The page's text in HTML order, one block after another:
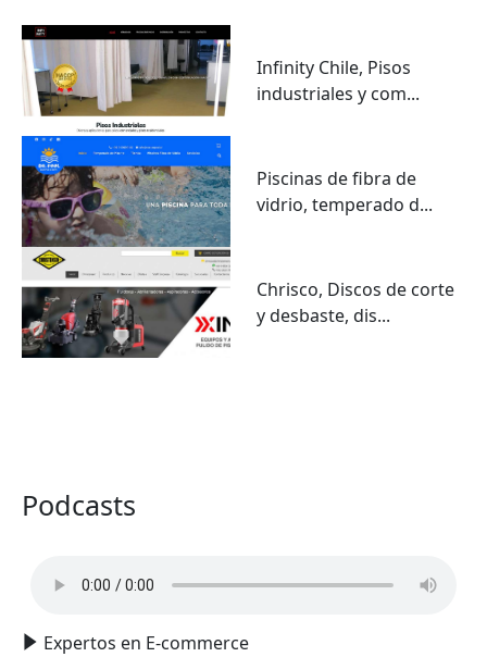
Infinity Chile, Pisos
industriales y com...
Piscinas de fibra de
vidrio, temperado d...
Chrisco, Discos de corte
y desbaste, dis...
Podcasts
Expertos en E-commerce